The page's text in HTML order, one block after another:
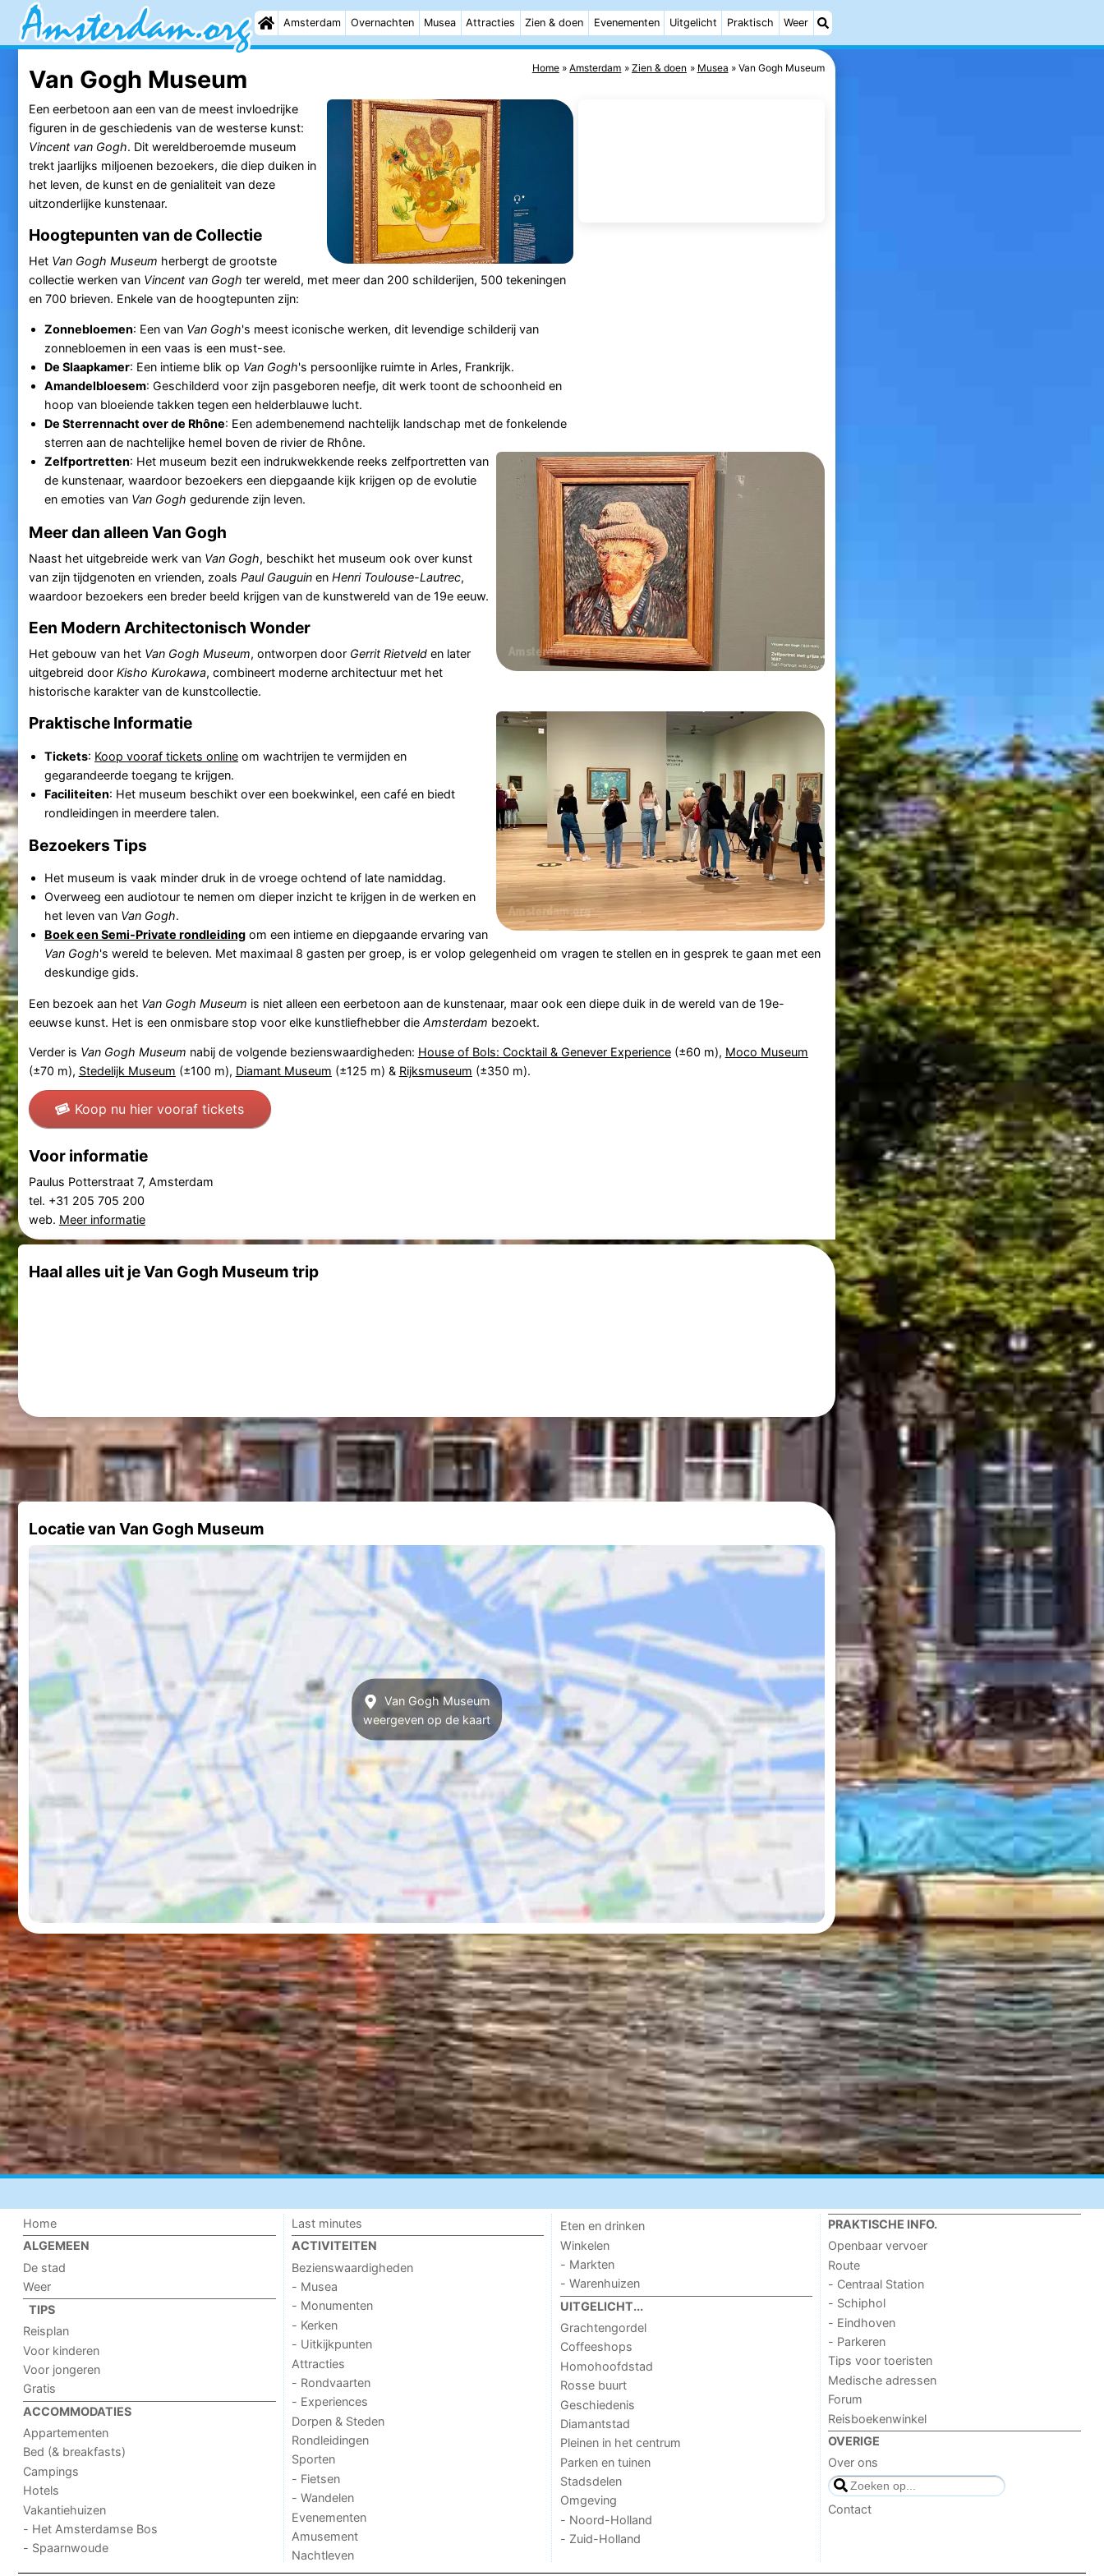
Amsterdam Overnachten Musea Attracties Zien & doen Evenementen Uitgelicht Praktisch Weer
Home Amsterdam Zien & doen Musea Van Gogh Museum
Van Gogh Museum
Een eerbetoon aan een van de meest invloedrijke
figuren in de geschiedenis van de westerse kunst:
Vincent van Gogh. Dit wereldberoemde museum
trekt jaarlijks miljoenen bezoekers, die diep duiken in
het leven, de kunst en de genialiteit van deze
uitzonderlijke kunstenaar.
Hoogtepunten van de Collectie
Het Van Gogh Museum herbergt de grootste
collectie werken van Vincent van Gogh ter wereld, met meer dan 200 schilderijen, 500 tekeningen
en 700 brieven. Enkele van de hoogtepunten zijn:
Zonnebloemen: Een van Van Gogh's meest iconische werken, dit levendige schilderij van
zonnebloemen in een vaas is een must-see.
De Slaapkamer: Een intieme blik op Van Gogh's persoonlijke ruimte in Arles, Frankrijk.
Amandelbloesem: Geschilderd voor zijn pasgeboren neefje, dit werk toont de schoonheid en
hoop van bloeiende takken tegen een helderblauwe lucht.
De Sterrennacht over de Rhône: Een adembenemend nachtelijk landschap met de fonkelende
sterren aan de nachtelijke hemel boven de rivier de Rhône.
Zelfportretten: Het museum bezit een indrukwekkende reeks zelfportretten van
de kunstenaar, waardoor bezoekers een diepgaande kijk krijgen op de evolutie
en emoties van Van Gogh gedurende zijn leven.
Meer dan alleen Van Gogh
Naast het uitgebreide werk van Van Gogh, beschikt het museum ook over kunst
van zijn tijdgenoten en vrienden, zoals Paul Gauguinen Henri Toulouse-Lautrec,
waardoor bezoekers een breder beeld krijgen van de kunstwereld van de 19e eeuw.
Een Modern Architectonisch Wonder
Het gebouw van het Van Gogh Museum, ontworpen door Gerrit Rietvelden later
uitgebreid door Kisho Kurokawa, combineert moderne architectuur met het
historische karakter van de kunstcollectie.
Praktische Informatie
Tickets: Koop vooraf tickets onlineom wachtrijen te vermijden en
gegarandeerde toegang te krijgen.
Faciliteiten: Het museum beschikt over een boekwinkel, een café en biedt
rondleidingen in meerdere talen.
Bezoekers Tips
Het museum is vaak minder druk in de vroege ochtend of late namiddag.
Overweeg een audiotour te nemen om dieper inzicht te krijgen in de werken en
het leven van Van Gogh.
Boek een Semi-Private rondleidingom een intieme en diepgaande ervaring van
Van Gogh's wereld te beleven. Met maximaal 8 gasten per groep, is er volop gelegenheid om vragen te stellen en in gesprek te gaan met een
deskundige gids.
Een bezoek aan het Van Gogh Museum is niet alleen een eerbetoon aan de kunstenaar, maar ook een diepe duik in de wereld van de 19e-
eeuwse kunst. Het is een onmisbare stop voor elke kunstliefhebber die Amsterdam bezoekt.
Verder is Van Gogh Museum nabij de volgende bezienswaardigheden: House of Bols: Cocktail & Genever Experience(±60 m), Moco Museum
(±70 m), Stedelijk Museum (±100 m), Diamant Museum (±125 m) & Rijksmuseum (±350 m).
Koop nu hier vooraf tickets
Voor informatie
Paulus Potterstraat 7, Amsterdam
tel. +31 205 705 200
web. Meer informatie
Haal alles uit je Van Gogh Museum trip
Locatie van Van Gogh Museum
Van Gogh Museum
weergeven op de kaart
Home
ALGEMEEN
De stad
Weer
TIPS
Reisplan
Voor kinderen
Voor jongeren
Gratis
ACCOMMODATIES
Appartementen
Bed (& breakfasts)
Campings
Hotels
Vakantiehuizen
- Het Amsterdamse Bos
- Spaarnwoude
Last minutes
ACTIVITEITEN
Bezienswaardigheden
- Musea
- Monumenten
- Kerken
- Uitkijkpunten
Attracties
- Rondvaarten
- Experiences
Dorpen & Steden
Rondleidingen
Sporten
- Fietsen
- Wandelen
Evenementen
Amusement
Nachtleven
Eten en drinken
Winkelen
- Markten
- Warenhuizen
UITGELICHT...
Grachtengordel
Coffeeshops
Homohoofdstad
Rosse buurt
Geschiedenis
Diamantstad
Pleinen in het centrum
Parken en tuinen
Stadsdelen
Omgeving
- Noord-Holland
- Zuid-Holland
PRAKTISCHE INFO.
Openbaar vervoer
Route
- Centraal Station
- Schiphol
- Eindhoven
- Parkeren
Tips voor toeristen
Medische adressen
Forum
Reisboekenwinkel
OVERIGE
Over ons
Contact